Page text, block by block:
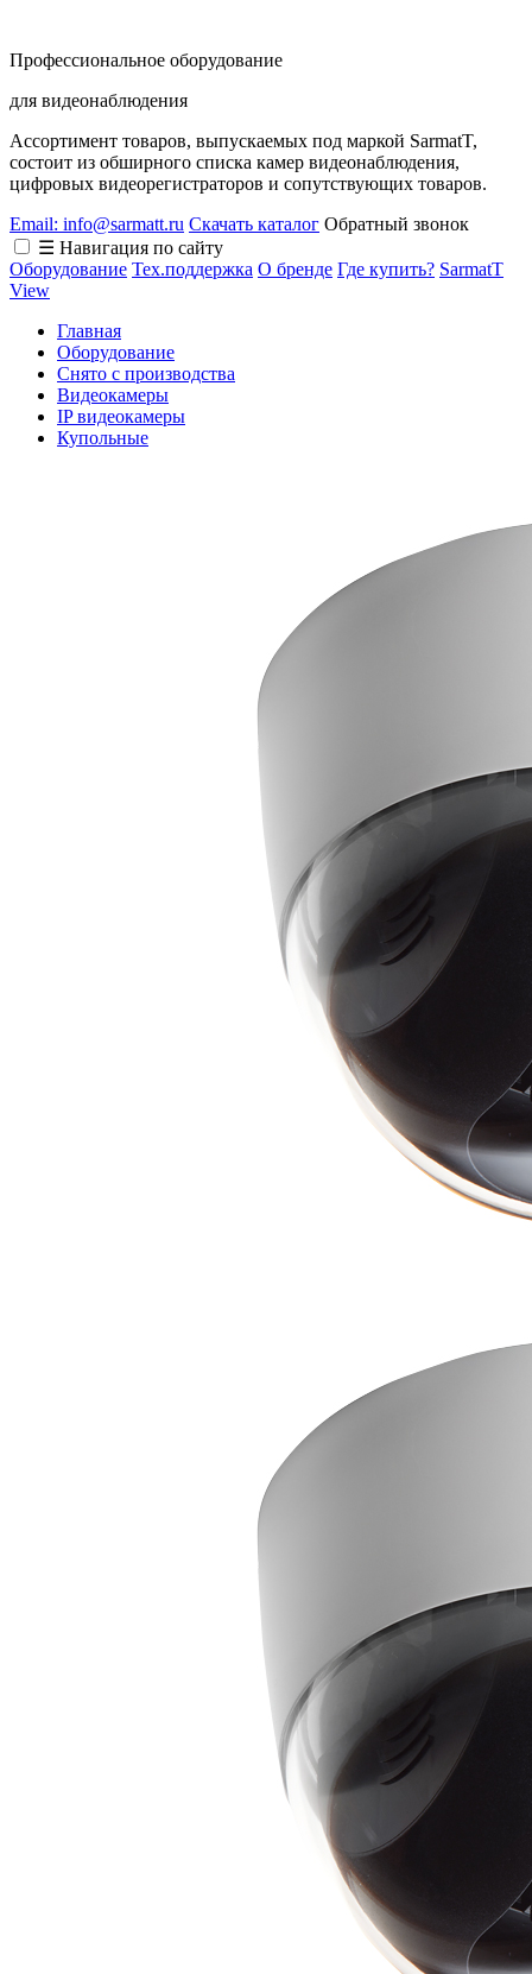
Профессиональное оборудование
для видеонаблюдения
Ассортимент товаров, выпускаемых под маркой SarmatT,
состоит из обширного списка камер видеонаблюдения,
цифровых видеорегистраторов и сопутствующих товаров.
Email: info@sarmatt.ru Скачать каталог Обратный звонок
☰ Навигация по сайту
Оборудование Тех.поддержка О бренде Где купить? SarmatT
View
Главная
Оборудование
Снято с производства
Видеокамеры
IP видеокамеры
Купольные